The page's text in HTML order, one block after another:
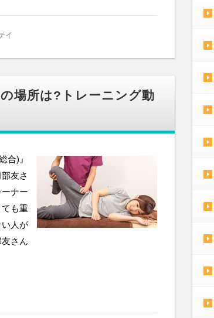
イ
場所は?トレーニング動
合)』
友さ
ナー
も重
人が
さん